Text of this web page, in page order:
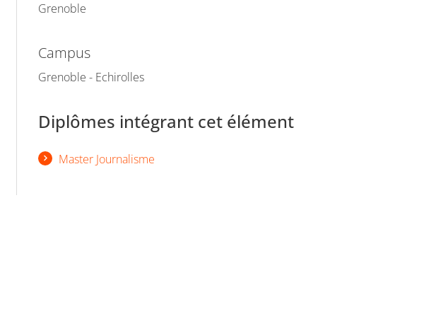
Grenoble
Campus
Grenoble - Echirolles
Diplômes intégrant cet élément
Master Journalisme